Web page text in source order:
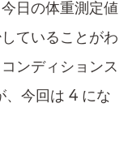
日の体重測定値
ていることがわ
ンディションス
、今回は 4 にな